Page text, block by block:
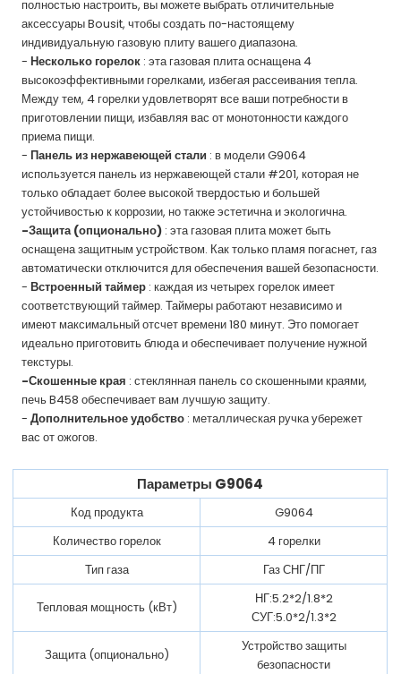
полностью настроить, вы можете выбрать отличительные
аксессуары Bousit, чтобы создать по-настоящему
индивидуальную газовую плиту вашего диапазона.
-Несколько горелок : эта газовая плита оснащена 4
высокоэффективными горелками, избегая рассеивания тепла.
Между тем, 4 горелки удовлетворят все ваши потребности в
приготовлении пищи, избавляя вас от монотонности каждого
приема пищи.
-Панель из нержавеющей стали : в модели G9064
используется панель из нержавеющей стали #201, которая не
только обладает более высокой твердостью и большей
устойчивостью к коррозии, но также эстетична и экологична.
-Защита (опционально) : эта газовая плита может быть
оснащена защитным устройством. Как только пламя погаснет, газ
автоматически отключится для обеспечения вашей безопасности.
-Встроенный таймер : каждая из четырех горелок имеет
соответствующий таймер. Таймеры работают независимо и
имеют максимальный отсчет времени 180 минут. Это помогает
идеально приготовить блюда и обеспечивает получение нужной
текстуры.
-Скошенные края : стеклянная панель со скошенными краями,
печь B458 обеспечивает вам лучшую защиту.
-Дополнительное удобство : металлическая ручка убережет
вас от ожогов.
Параметры G9064
Код продукта
G9064
Количество горелок
4 горелки
Тип газа
Газ СНГ/ПГ
Тепловая мощность (кВт)
НГ:5.2*2/1.8*2
СУГ:5.0*2/1.3*2
Защита (опционально)
Устройство защиты
безопасности